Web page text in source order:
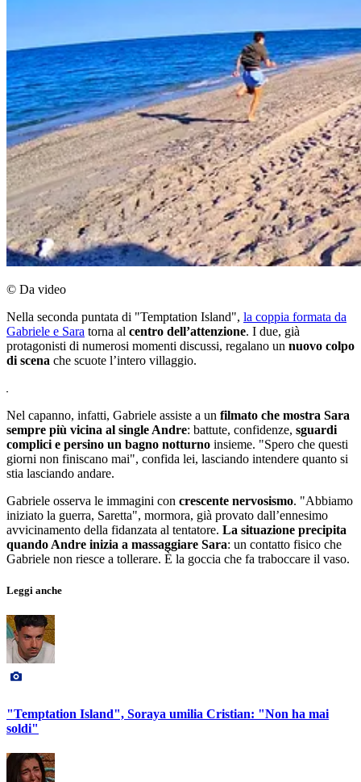
© Da video
Nella seconda puntata di "Temptation Island", la coppia formata da
Gabriele e Sara torna al centro dell’attenzione. I due, già
protagonisti di numerosi momenti discussi, regalano un nuovo colpo
di scena che scuote l’intero villaggio.
Nel capanno, infatti, Gabriele assiste a un filmato che mostra Sara
sempre più vicina al single Andre: battute, confidenze, sguardi
complici e persino un bagno notturno insieme. "Spero che questi
giorni non finiscano mai", confida lei, lasciando intendere quanto si
stia lasciando andare.
Gabriele osserva le immagini con crescente nervosismo. "Abbiamo
iniziato la guerra, Saretta", mormora, già provato dall’ennesimo
avvicinamento della fidanzata al tentatore. La situazione precipita
quando Andre inizia a massaggiare Sara: un contatto fisico che
Gabriele non riesce a tollerare. È la goccia che fa traboccare il vaso.
Leggi anche
"Temptation Island", Soraya umilia Cristian: "Non ha mai
soldi"